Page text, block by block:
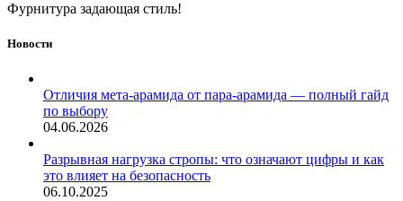
Фурнитура задающая стиль!
Новости
Отличия мета-арамида от пара-арамида — полный гайд
по выбору
04.06.2026
Разрывная нагрузка стропы: что означают цифры и как
это влияет на безопасность
06.10.2025